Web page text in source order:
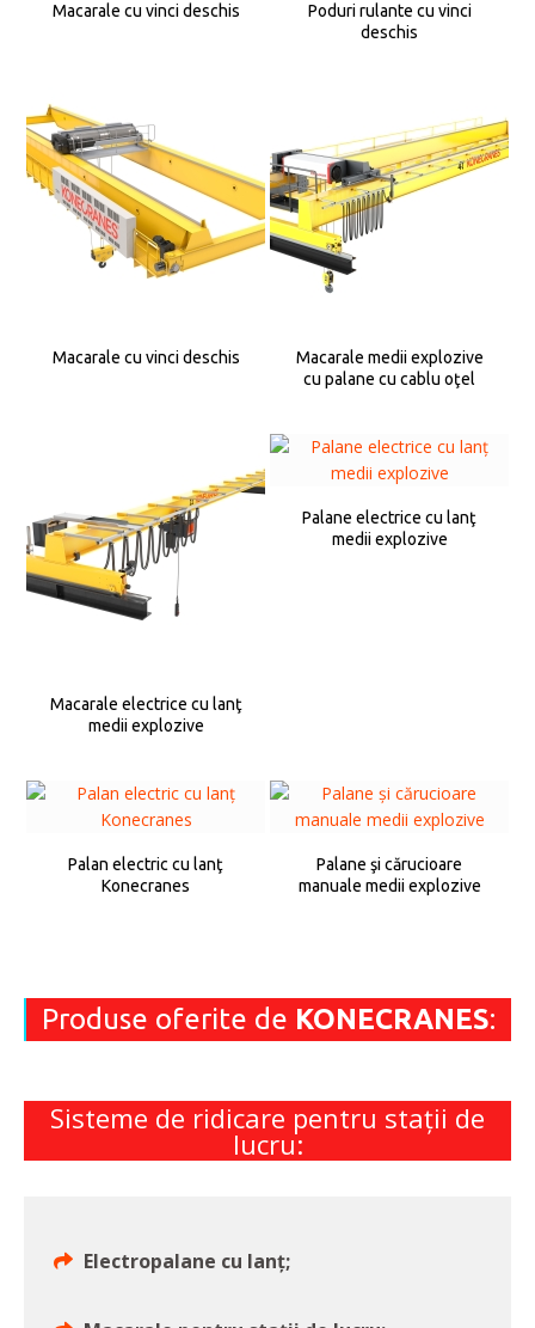
Macarale cu vinci deschis
Poduri rulante cu vinci
deschis
Macarale cu vinci deschis
Macarale medii explozive
cu palane cu cablu oţel
Macarale electrice cu lanţ
medii explozive
Palane electrice cu lanţ
medii explozive
Palan electric cu lanţ
Konecranes
Palane şi cărucioare
manuale medii explozive
Produse oferite de KONECRANES:
Sisteme de ridicare pentru staţii de
lucru:
Electropalane cu lanţ;